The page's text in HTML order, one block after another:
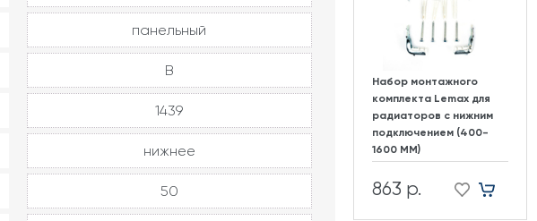
панельный
В
1439
нижнее
50
Набор монтажного
комплекта Lemax для
радиаторов с нижним
подключением (400-
1600 ММ)
863 р.